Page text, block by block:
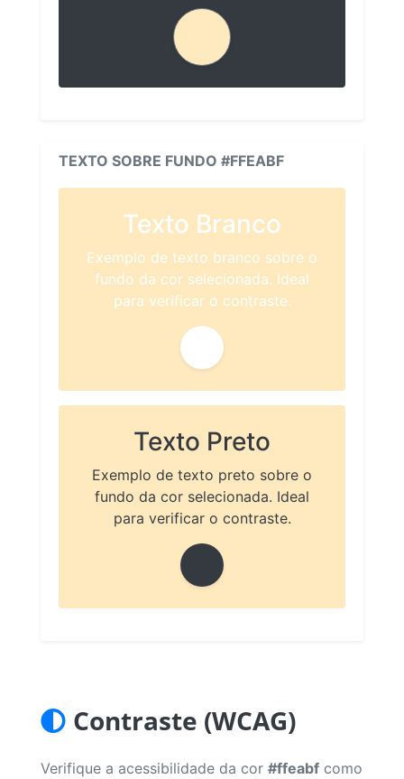
TEXTO SOBRE FUNDO #FFEABF
Texto Branco
Exemplo de texto branco sobre o
fundo da cor selecionada. Ideal
para verificar o contraste.
Texto Preto
Exemplo de texto preto sobre o
fundo da cor selecionada. Ideal
para verificar o contraste.
Contraste (WCAG)
Verifique a acessibilidade da cor #ffeabf como